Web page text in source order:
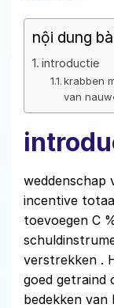
nội dung
introductie
krabben
van
weddenschap
incentive
toevoegen C
verstrekken .
goed getraind
bedekken van